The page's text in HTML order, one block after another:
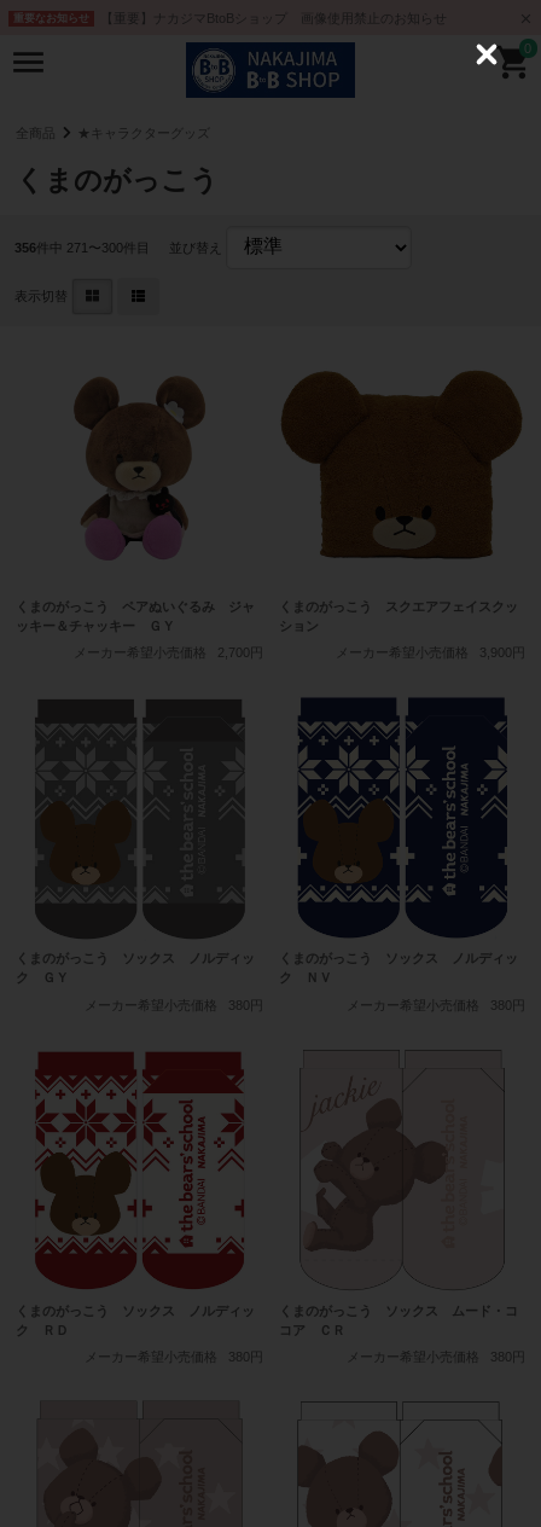
重要なお知らせ 【重要】ナカジマBtoBショップ 画像使用禁止のお知らせ
0
全商品 ★キャラクターグッズ
くまのがっこう
356件中 271〜300件目 並び替え
表示切替
くまのがっこう ペアぬいぐるみ ジャ
ッキー＆チャッキー ＧＹ
メーカー希望小売価格
2,700円
くまのがっこう スクエアフェイスクッ
ション
メーカー希望小売価格
3,900円
くまのがっこう ソックス ノルディッ
ク ＧＹ
メーカー希望小売価格
380円
くまのがっこう ソックス ノルディッ
ク ＮＶ
メーカー希望小売価格
380円
くまのがっこう ソックス ノルディッ
ク ＲＤ
メーカー希望小売価格
380円
くまのがっこう ソックス ムード・コ
コア ＣＲ
メーカー希望小売価格
380円
C